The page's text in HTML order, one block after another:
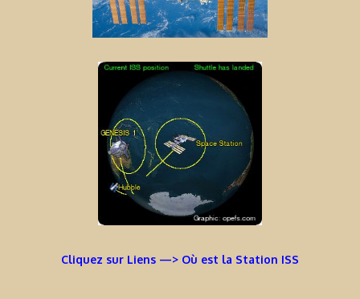
Cliquez sur Liens —> Où est la Station ISS